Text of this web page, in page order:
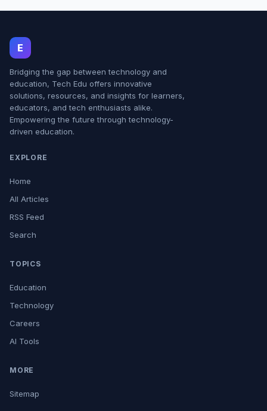
E
Bridging the gap between technology and
education, Tech Edu offers innovative
solutions, resources, and insights for learners,
educators, and tech enthusiasts alike.
Empowering the future through technology-
driven education.
EXPLORE
Home
All Articles
RSS Feed
Search
TOPICS
Education
Technology
Careers
AI Tools
MORE
Sitemap